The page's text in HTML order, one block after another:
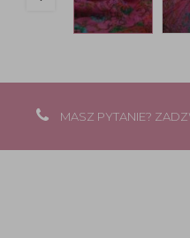
MASZ PYTANIE?